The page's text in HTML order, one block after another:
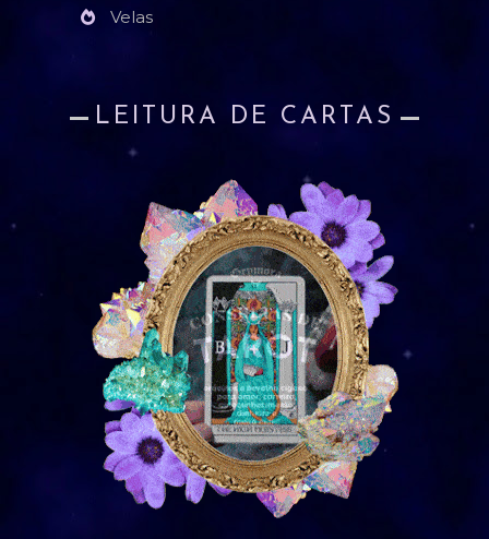
Velas
LEITURA DE CARTAS